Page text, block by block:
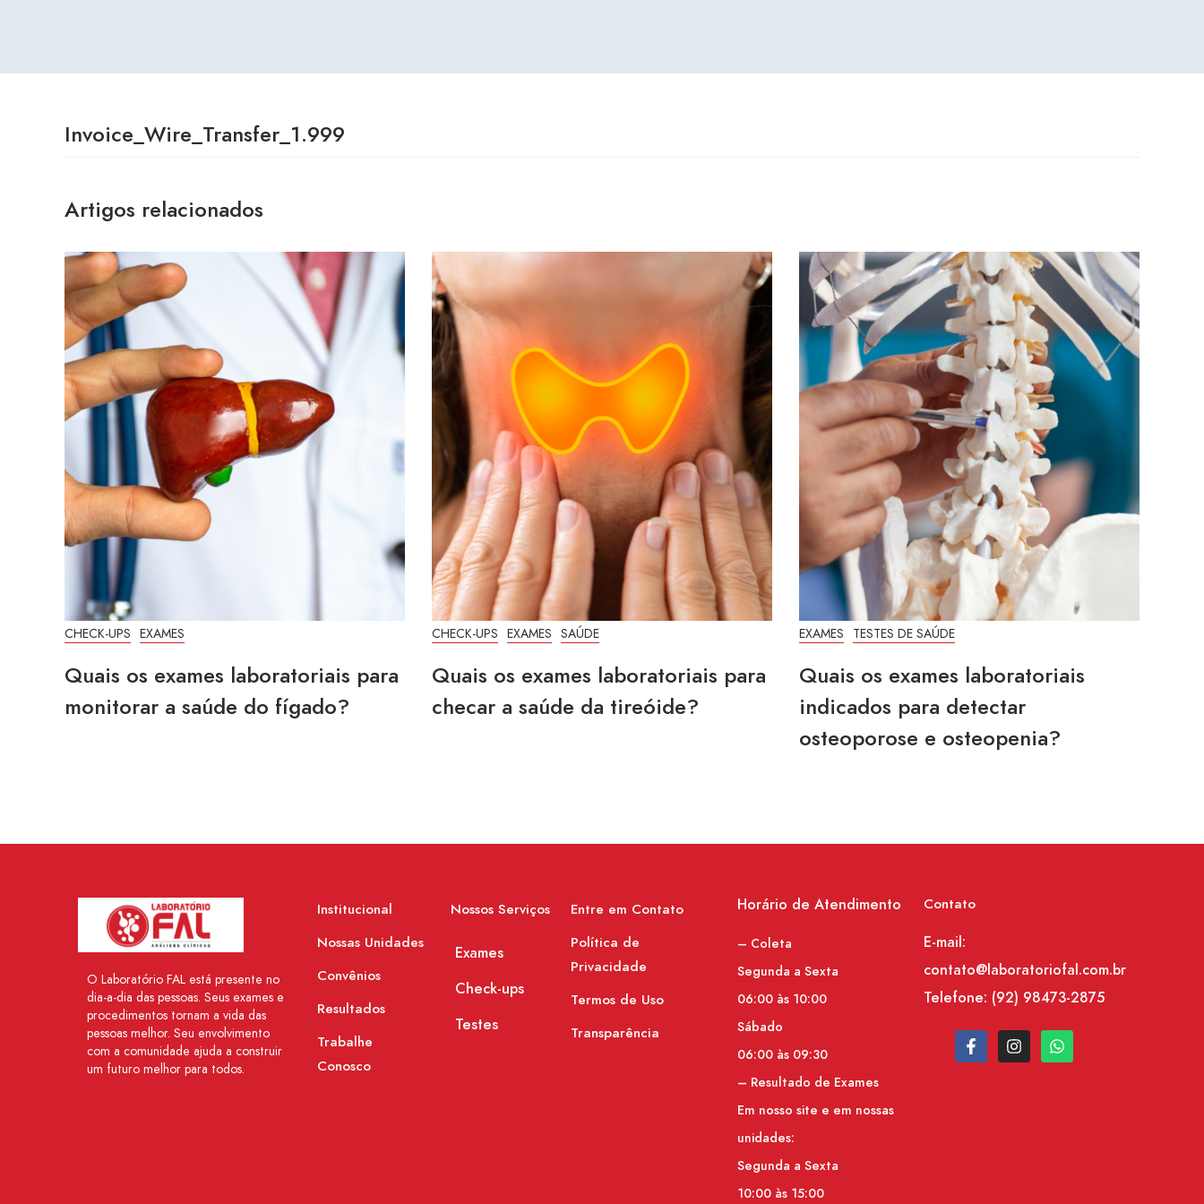
Invoice_Wire_Transfer_1.999
Artigos relacionados
CHECK-UPS EXAMES
Quais os exames laboratoriais para
monitorar a saúde do fígado?
CHECK-UPS EXAMES SAÚDE
Quais os exames laboratoriais para
checar a saúde da tireóide?
EXAMES TESTES DE SAÚDE
Quais os exames laboratoriais
indicados para detectar
osteoporose e osteopenia?
O Laboratório FAL está presente no
dia-a-dia das pessoas. Seus exames e
procedimentos tornam a vida das
pessoas melhor. Seu envolvimento
com a comunidade ajuda a construir
um futuro melhor para todos.
Institucional
Nossas Unidades
Convênios
Resultados
Trabalhe
Conosco
Nossos Serviços
Exames
Check-ups
Testes
Entre em Contato
Política de
Privacidade
Termos de Uso
Transparência
Horário de Atendimento
– Coleta
Segunda a Sexta
06:00 às 10:00
Sábado
06:00 às 09:30
– Resultado de Exames
Em nosso site e em nossas
unidades:
Segunda a Sexta
10:00 às 15:00
Contato
E-mail:
contato@laboratoriofal.com.br
Telefone: (92) 98473-2875